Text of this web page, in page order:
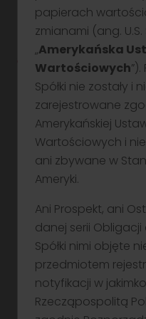
papierach
zmianami (ang.
„Amerykańska
Wartościowych
Spółki nie zostały i
zarejestrowane
Amerykańskiej
Wartościowych i
ani zbywane w
Ameryki.
Ani Prospekt, ani
danej serii
Spółki nimi objęte
przedmiotem
notyfikacji w
Rzecząpospolitą
Formularz zapisu –
Chcesz
ofercie?
Zostaw dane –